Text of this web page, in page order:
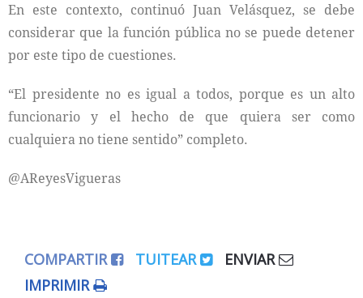
En este contexto, continuó Juan Velásquez, se debe
considerar que la función pública no se puede detener
por este tipo de cuestiones.
“El presidente no es igual a todos, porque es un alto
funcionario y el hecho de que quiera ser como
cualquiera no tiene sentido” completo.
@AReyesVigueras
COMPARTIR TUITEAR
ENVIAR
IMPRIMIR